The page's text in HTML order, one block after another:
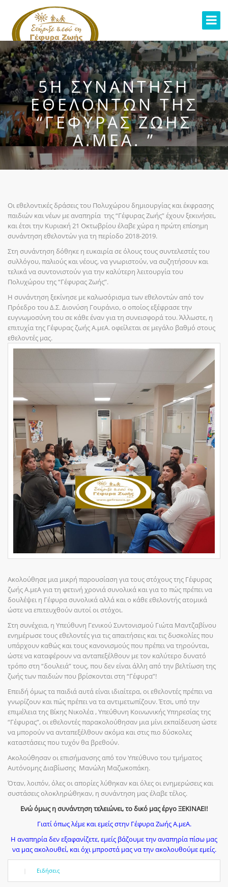
5Η ΣΥΝΑΝΤΗΣΗ
ΕΘΕΛΟΝΤΩΝ ΤΗΣ
“ΓΕΦΥΡΑΣ ΖΩΗΣ
Α.ΜΕΑ. ”
Οι εθελοντικές δράσεις του Πολυχώρου δημιουργίας και έκφρασης
παιδιών και νέων με αναπηρία της “Γέφυρας Ζωής” έχουν ξεκινήσει,
και έτσι την Κυριακή 21 Οκτωβρίου έλαβε χώρα η πρώτη επίσημη
συνάντηση εθελοντών για τη περίοδο 2018-2019.
Στη συνάντηση δόθηκε η ευκαιρία σε όλους τους συντελεστές του
συλλόγου, παλιούς και νέους, να γνωριστούν, να συζητήσουν και
τελικά να συντονιστούν για την καλύτερη λειτουργία του
Πολυχώρου της “Γέφυρας Ζωής”.
Η συνάντηση ξεκίνησε με καλωσόρισμα των εθελοντών από τον
Πρόεδρο του Δ.Σ. Διονύση Γουράνιο, ο οποίος εξέφρασε την
ευγνωμοσύνη του σε κάθε έναν για τη συνεισφορά του. Άλλωστε, η
επιτυχία της Γέφυρας ζωής Α.μεΑ. οφείλεται σε μεγάλο βαθμό στους
εθελοντές μας.
Ακολούθησε μια μικρή παρουσίαση για τους στόχους της Γέφυρας
ζωής Α.μεΑ για τη φετινή χρονιά συνολικά και για το πώς πρέπει να
δουλέψει η Γέφυρα συνολικά αλλά και ο κάθε εθελοντής ατομικά
ώστε να επιτευχθούν αυτοί οι στόχοι.
Στη συνέχεια, η Υπεύθυνη Γενικού Συντονισμού Γιώτα Μαντζαβίνου
ενημέρωσε τους εθελοντές για τις απαιτήσεις και τις δυσκολίες που
υπάρχουν καθώς και τους κανονισμούς που πρέπει να τηρούνται,
ώστε να καταφέρουν να ανταπεξέλθουν με τον καλύτερο δυνατό
τρόπο στη “δουλειά” τους, που δεν είναι άλλη από την βελτίωση της
ζωής των παιδιών που βρίσκονται στη “Γέφυρα”!
Επειδή όμως τα παιδιά αυτά είναι ιδιαίτερα, οι εθελοντές πρέπει να
γνωρίζουν και πώς πρέπει να τα αντιμετωπίζουν. Έτσι, υπό την
επιμέλεια της Βίκης Νικολέα , Υπεύθυνη Κοινωνικής Υπηρεσίας της
“Γέφυρας”, οι εθελοντές παρακολούθησαν μια μίνι εκπαίδευση ώστε
να μπορούν να ανταπεξέλθουν ακόμα και στις πιο δύσκολες
καταστάσεις που τυχόν θα βρεθούν.
Ακολούθησαν οι επισήμανσης από τον Υπεύθυνο του τμήματος
Αυτόνομης Διαβίωσης Μανώλη Μαζωκοπάκη.
Όταν, λοιπόν, όλες οι απορίες λύθηκαν και όλες οι ενημερώσεις και
συστάσεις ολοκληρώθηκαν, η συνάντηση μας έλαβε τέλος.
Ενώ όμως η συνάντηση τελειώνει, το δικό μας έργο ΞΕΚΙΝΑΕΙ!
Γιατί όπως λέμε και εμείς στην Γέφυρα Ζωής Α.μεΑ.
Η αναπηρία δεν εξαφανίζετε, εμείς βάζουμε την αναπηρία πίσω μας
να μας ακολουθεί, και όχι μπροστά μας να την ακολουθούμε εμείς.
Ειδήσεις